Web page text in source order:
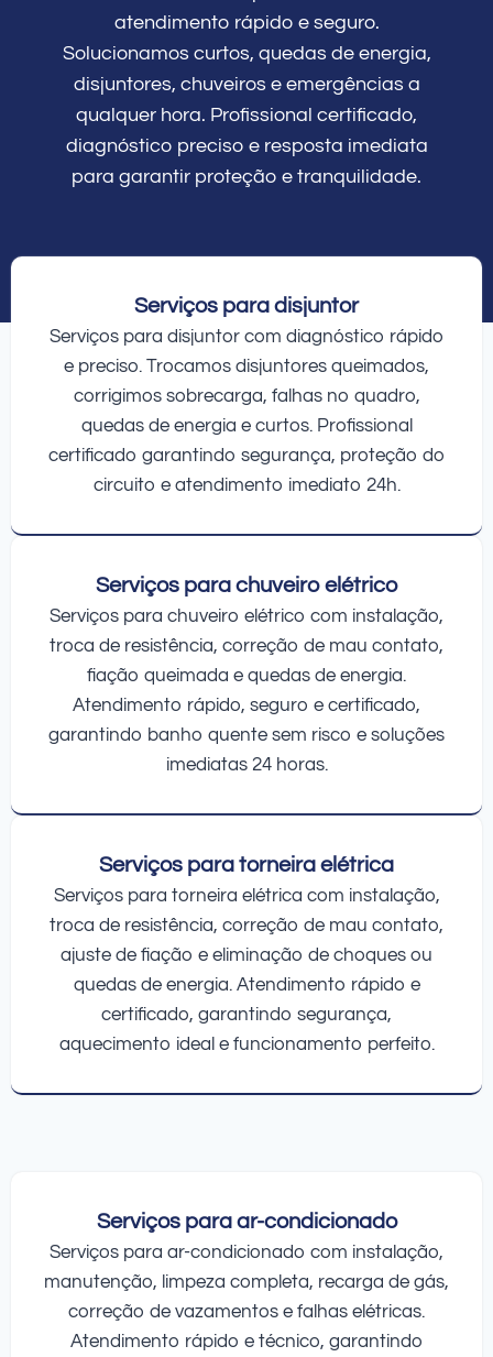
atendimento rápido e seguro.
Solucionamos curtos, quedas de energia,
disjuntores, chuveiros e emergências a
qualquer hora. Profissional certificado,
diagnóstico preciso e resposta imediata
para garantir proteção e tranquilidade.
Serviços para disjuntor
Serviços para disjuntor com diagnóstico rápido
e preciso. Trocamos disjuntores queimados,
corrigimos sobrecarga, falhas no quadro,
quedas de energia e curtos. Profissional
certificado garantindo segurança, proteção do
circuito e atendimento imediato 24h.
Serviços para chuveiro elétrico
Serviços para chuveiro elétrico com instalação,
troca de resistência, correção de mau contato,
fiação queimada e quedas de energia.
Atendimento rápido, seguro e certificado,
garantindo banho quente sem risco e soluções
imediatas 24 horas.
Serviços para torneira elétrica
Serviços para torneira elétrica com instalação,
troca de resistência, correção de mau contato,
ajuste de fiação e eliminação de choques ou
quedas de energia. Atendimento rápido e
certificado, garantindo segurança,
aquecimento ideal e funcionamento perfeito.
Serviços para ar-condicionado
Serviços para ar-condicionado com instalação,
manutenção, limpeza completa, recarga de gás,
correção de vazamentos e falhas elétricas.
Atendimento rápido e técnico, garantindo